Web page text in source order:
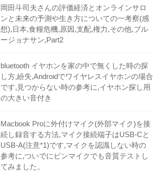
岡田斗司夫さんの評価経済とオンラインサロ
ンと未来の予測や生き方についての一考察(感
想),日本,食糧危機,原因,支配,権力,その他,ブル
ージョナサン,Part2
bluetooth イヤホンを家の中で無くした時の探
し方,紛失,Androidでワイヤレスイヤホンの場合
です,見つからない時の参考に,イヤホン探し用
の大きい音付き
Macbook Proに外付けマイク(外部マイク)を接
続し録音する方法,マイク接続端子はUSB-Cと
USB-A(注意*1)です,マイクを認識しない時の
参考に,ついでにピンマイクでも音質テストし
てみました。